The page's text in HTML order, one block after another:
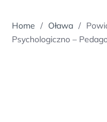
Home / Oława /
Psychologiczno –